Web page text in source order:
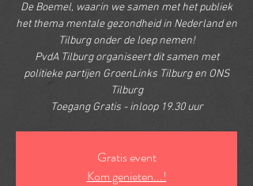
De Boemel, waarin we samen met het publiek
het thema mentale gezondheid in Nederland en
Tilburg onder de loep nemen!
PvdA Tilburg organiseert dit samen met
politieke partijen GroenLinks Tilburg en ONS
Tilburg
Toegang Gratis - inloop 19.30 uur
Gratis event
Kom genieten...!